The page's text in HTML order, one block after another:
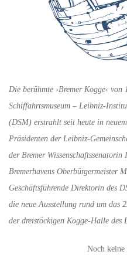
Die berühmte ›Bremer Kogge‹ von
Schiffahrtsmuseum – Leibniz-
(DSM) erstrahlt seit heute in
Präsidenten der Leibniz-
der Bremer
Bremerhavens Oberbürgermeister
Geschäftsführende Direktorin des
die neue Ausstellung rund um das
der dreistöckigen Kogge-Halle des
Noch keine